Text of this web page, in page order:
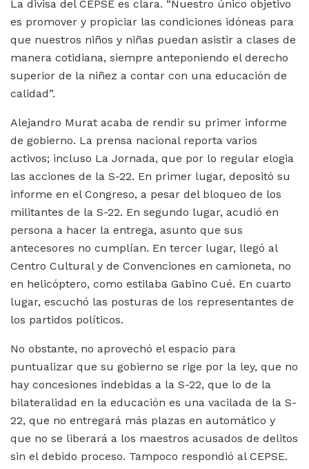
La divisa del CEPSE es clara. “Nuestro único objetivo
es promover y propiciar las condiciones idóneas para
que nuestros niños y niñas puedan asistir a clases de
manera cotidiana, siempre anteponiendo el derecho
superior de la niñez a contar con una educación de
calidad”.
Alejandro Murat acaba de rendir su primer informe
de gobierno. La prensa nacional reporta varios
activos; incluso La Jornada, que por lo regular elogia
las acciones de la S-22. En primer lugar, depositó su
informe en el Congreso, a pesar del bloqueo de los
militantes de la S-22. En segundo lugar, acudió en
persona a hacer la entrega, asunto que sus
antecesores no cumplían. En tercer lugar, llegó al
Centro Cultural y de Convenciones en camioneta, no
en helicóptero, como estilaba Gabino Cué. En cuarto
lugar, escuchó las posturas de los representantes de
los partidos políticos.
No obstante, no aprovechó el espacio para
puntualizar que su gobierno se rige por la ley, que no
hay concesiones indebidas a la S-22, que lo de la
bilateralidad en la educación es una vacilada de la S-
22, que no entregará más plazas en automático y
que no se liberará a los maestros acusados de delitos
sin el debido proceso. Tampoco respondió al CEPSE.